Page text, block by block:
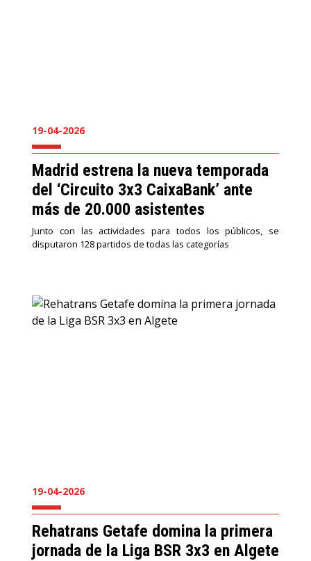
19-04-2026
Madrid estrena la nueva temporada
del ‘Circuito 3x3 CaixaBank’ ante
más de 20.000 asistentes
Junto con las actividades para todos los públicos, se
disputaron 128 partidos de todas las categorías
19-04-2026
Rehatrans Getafe domina la primera
jornada de la Liga BSR 3x3 en Algete